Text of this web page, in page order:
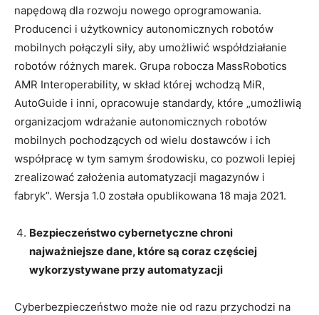
napędową dla rozwoju nowego oprogramowania.
Producenci i użytkownicy autonomicznych robotów
mobilnych połączyli siły, aby umożliwić współdziałanie
robotów różnych marek. Grupa robocza MassRobotics
AMR Interoperability, w skład której wchodzą MiR,
AutoGuide i inni, opracowuje standardy, które „umożliwią
organizacjom wdrażanie autonomicznych robotów
mobilnych pochodzących od wielu dostawców i ich
współpracę w tym samym środowisku, co pozwoli lepiej
zrealizować założenia automatyzacji magazynów i
fabryk”. Wersja 1.0 została opublikowana 18 maja 2021.
Bezpieczeństwo cybernetyczne chroni
najważniejsze dane, które są coraz częściej
wykorzystywane przy automatyzacji
Cyberbezpieczeństwo może nie od razu przychodzi na